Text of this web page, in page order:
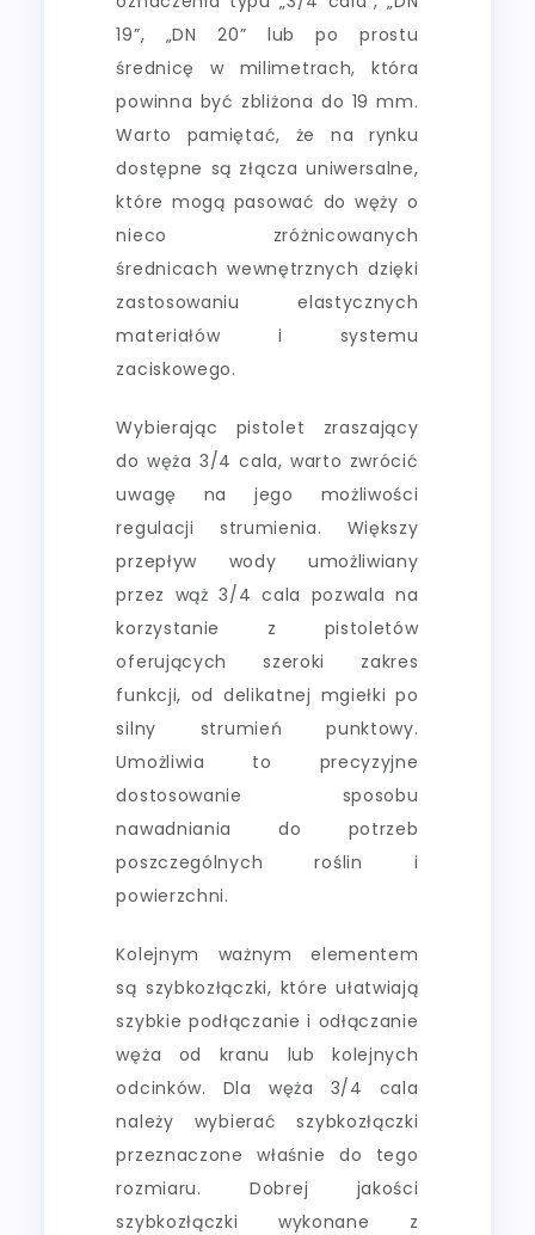
19”, „DN 20” lub po prostu
średnicę w milimetrach, która
powinna być zbliżona do 19 mm.
Warto pamiętać, że na rynku
dostępne są złącza uniwersalne,
które mogą pasować do węży o
nieco zróżnicowanych
średnicach wewnętrznych dzięki
zastosowaniu elastycznych
materiałów i systemu
zaciskowego.
Wybierając pistolet zraszający
do węża 3/4 cala, warto zwrócić
uwagę na jego możliwości
regulacji strumienia. Większy
przepływ wody umożliwiany
przez wąż 3/4 cala pozwala na
korzystanie z pistoletów
oferujących szeroki zakres
funkcji, od delikatnej mgiełki po
silny strumień punktowy.
Umożliwia to precyzyjne
dostosowanie sposobu
nawadniania do potrzeb
poszczególnych roślin i
powierzchni.
Kolejnym ważnym elementem
są szybkozłączki, które ułatwiają
szybkie podłączanie i odłączanie
węża od kranu lub kolejnych
odcinków. Dla węża 3/4 cala
należy wybierać szybkozłączki
przeznaczone właśnie do tego
rozmiaru. Dobrej jakości
szybkozłączki wykonane z